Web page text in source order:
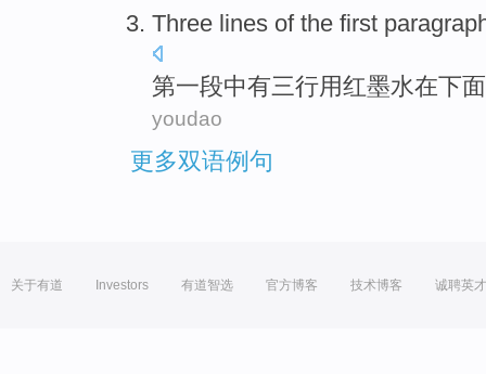
Three lines of the first
第一段中有三行用红墨水在下
youdao
更多双语例句
关于有道 Investors 有道智选 官方博客 技术博客 诚聘英才